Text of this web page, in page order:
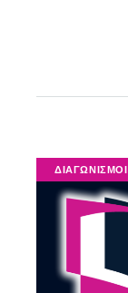
ΔΙΑΓΩΝΙΣΜΟΙ